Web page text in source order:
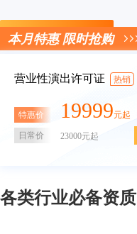
立即咨询
本月特惠 限时抢购
营业性演出许可证 热销
特惠价 19999元起
日常价 23000元起
各类行业必备资质